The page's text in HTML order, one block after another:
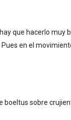
que hacerlo muy
en el
boeltus sobre